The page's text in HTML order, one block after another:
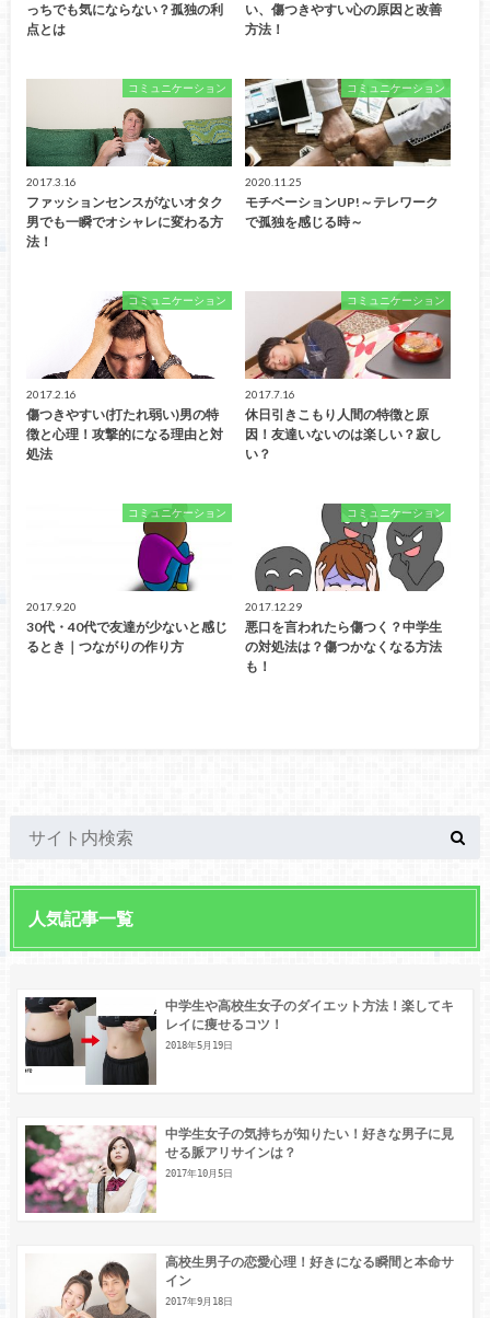
っちでも気にならない？孤独の利
点とは
い、傷つきやすい心の原因と改善
方法！
コミュニケーション
2017.3.16
ファッションセンスがないオタク
男でも一瞬でオシャレに変わる方
法！
コミュニケーション
2020.11.25
モチベーションUP!～テレワーク
で孤独を感じる時～
コミュニケーション
2017.2.16
傷つきやすい(打たれ弱い)男の特
徴と心理！攻撃的になる理由と対
処法
コミュニケーション
2017.7.16
休日引きこもり人間の特徴と原
因！友達いないのは楽しい？寂し
い？
コミュニケーション
2017.9.20
30代・40代で友達が少ないと感じ
るとき｜つながりの作り方
コミュニケーション
2017.12.29
悪口を言われたら傷つく？中学生
の対処法は？傷つかなくなる方法
も！
人気記事一覧
中学生や高校生女子のダイエット方法！楽してキ
レイに痩せるコツ！
2018年5月19日
中学生女子の気持ちが知りたい！好きな男子に見
せる脈アリサインは？
2017年10月5日
高校生男子の恋愛心理！好きになる瞬間と本命サ
イン
2017年9月18日